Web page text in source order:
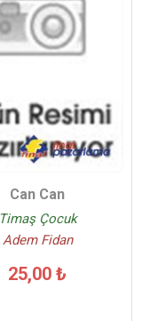
Can Can
Timaş Çocuk
Adem Fidan
25,00 ₺